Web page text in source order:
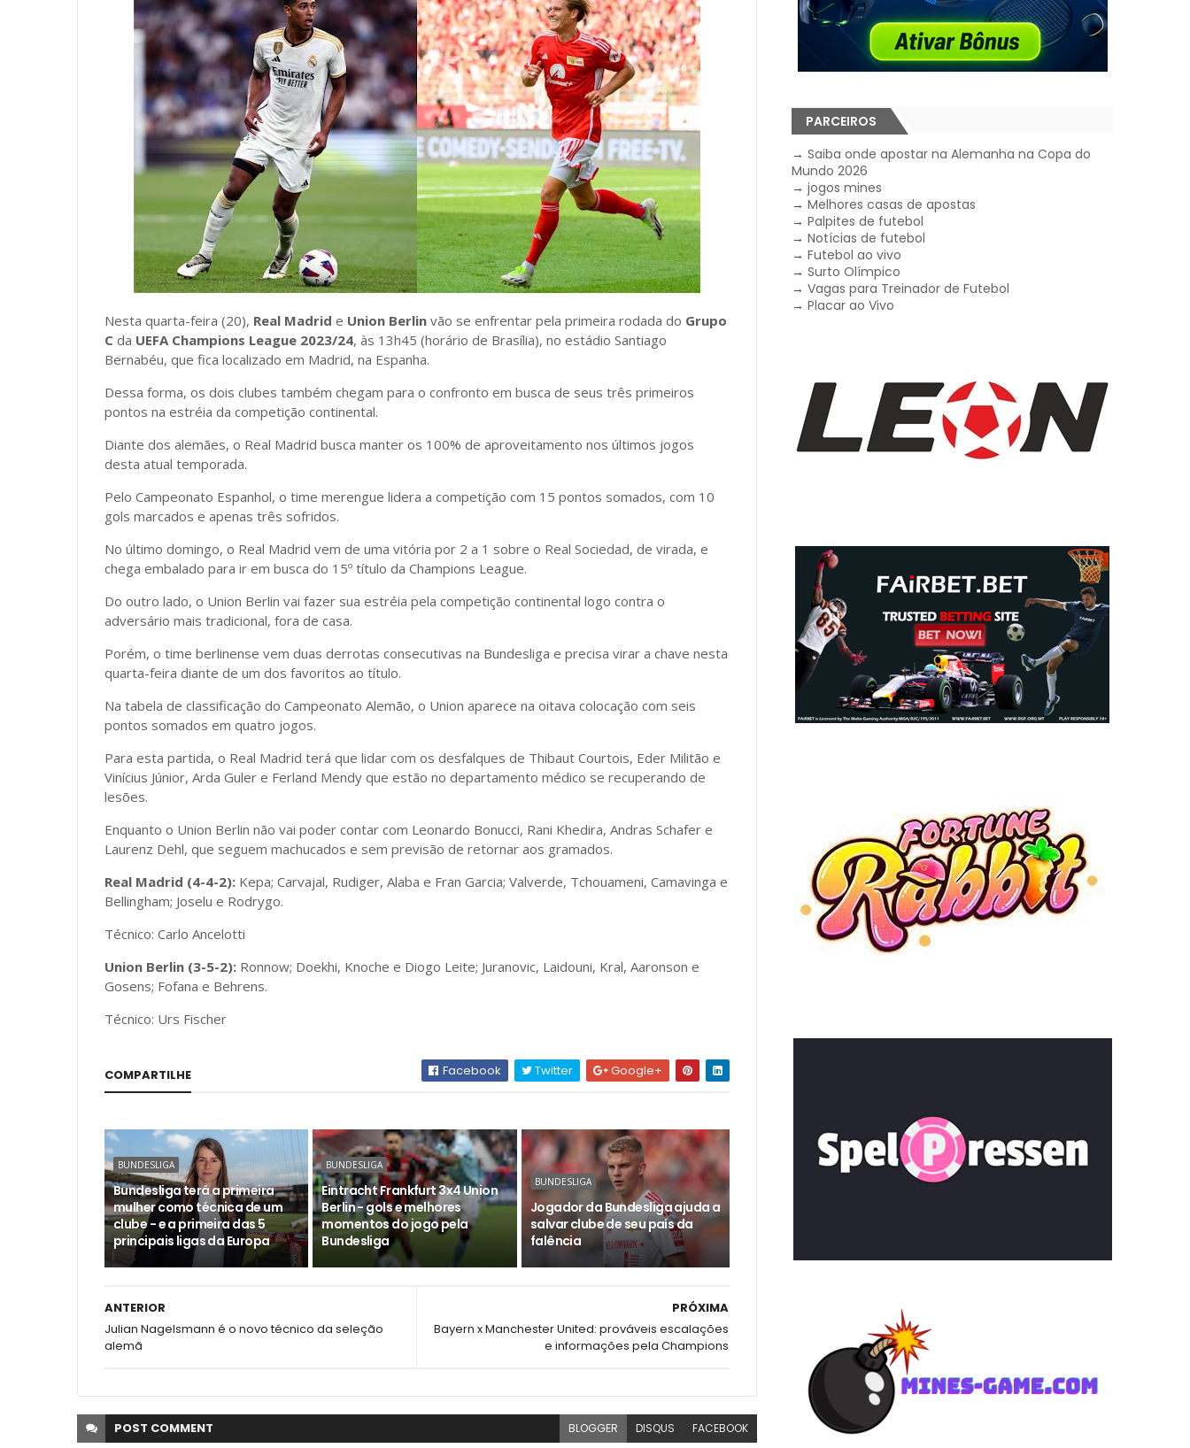
Nesta quarta-feira (20), Real Madrid e Union Berlin vão se enfrentar pela primeira rodada do Grupo
C da UEFA Champions League 2023/24, às 13h45 (horário de Brasília), no estádio Santiago
Bernabéu, que fica localizado em Madrid, na Espanha.
Dessa forma, os dois clubes também chegam para o confronto em busca de seus três primeiros
pontos na estréia da competição continental.
Diante dos alemães, o Real Madrid busca manter os 100% de aproveitamento nos últimos jogos
desta atual temporada.
Pelo Campeonato Espanhol, o time merengue lidera a competição com 15 pontos somados, com 10
gols marcados e apenas três sofridos.
No último domingo, o Real Madrid vem de uma vitória por 2 a 1 sobre o Real Sociedad, de virada, e
chega embalado para ir em busca do 15º título da Champions League.
Do outro lado, o Union Berlin vai fazer sua estréia pela competição continental logo contra o
adversário mais tradicional, fora de casa.
Porém, o time berlinense vem duas derrotas consecutivas na Bundesliga e precisa virar a chave nesta
quarta-feira diante de um dos favoritos ao título.
Na tabela de classificação do Campeonato Alemão, o Union aparece na oitava colocação com seis
pontos somados em quatro jogos.
Para esta partida, o Real Madrid terá que lidar com os desfalques de Thibaut Courtois, Eder Militão e
Vinícius Júnior, Arda Guler e Ferland Mendy que estão no departamento médico se recuperando de
lesões.
Enquanto o Union Berlin não vai poder contar com Leonardo Bonucci, Rani Khedira, Andras Schafer e
Laurenz Dehl, que seguem machucados e sem previsão de retornar aos gramados.
Real Madrid (4-4-2): Kepa; Carvajal, Rudiger, Alaba e Fran Garcia; Valverde, Tchouameni, Camavinga e
Bellingham; Joselu e Rodrygo.
Técnico: Carlo Ancelotti
Union Berlin (3-5-2): Ronnow; Doekhi, Knoche e Diogo Leite; Juranovic, Laidouni, Kral, Aaronson e
Gosens; Fofana e Behrens.
Técnico: Urs Fischer
COMPARTILHE Facebook Twitter Google+
BUNDESLIGA
Bundesliga terá a primeira
mulher como técnica de um
clube - e a primeira das 5
principais ligas da Europa
BUNDESLIGA
Eintracht Frankfurt 3x4 Union
Berlin - gols e melhores
momentos do jogo pela
Bundesliga
BUNDESLIGA
Jogador da Bundesliga ajuda a
salvar clube de seu país da
falência
PRÓXIMA
Bayern x Manchester United: prováveis escalações
e informações pela Champions
ANTERIOR
Julian Nagelsmann é o novo técnico da seleção
alemã
POST COMMENT BLOGGER DISQUS FACEBOOK
PARCEIROS
→Saiba onde apostar na Alemanha na Copa do
Mundo 2026
→jogos mines
→Melhores casas de apostas
→Palpites de futebol
→Notícias de futebol
→Futebol ao vivo
→Surto Olímpico
→Vagas para Treinador de Futebol
→Placar ao Vivo